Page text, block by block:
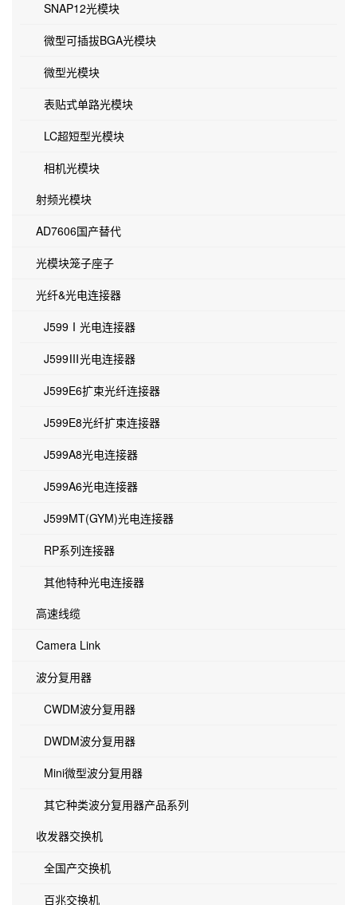
SNAP12光模块
微型可插拔BGA光模块
微型光模块
表贴式单路光模块
LC超短型光模块
相机光模块
射频光模块
AD7606国产替代
光模块笼子座子
光纤&光电连接器
J599Ⅰ光电连接器
J599Ⅲ光电连接器
J599E6扩束光纤连接器
J599E8光纤扩束连接器
J599A8光电连接器
J599A6光电连接器
J599MT(GYM)光电连接器
RP系列连接器
其他特种光电连接器
高速线缆
Camera Link
波分复用器
CWDM波分复用器
DWDM波分复用器
Mini微型波分复用器
其它种类波分复用器产品系列
收发器交换机
全国产交换机
百兆交换机